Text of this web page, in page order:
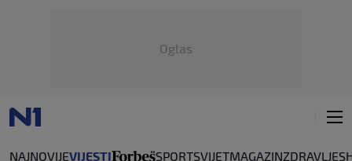
Oglas
NAJNOVIJEVIJESTI SPORTSVIJETMAGAZINZDRAVLJE